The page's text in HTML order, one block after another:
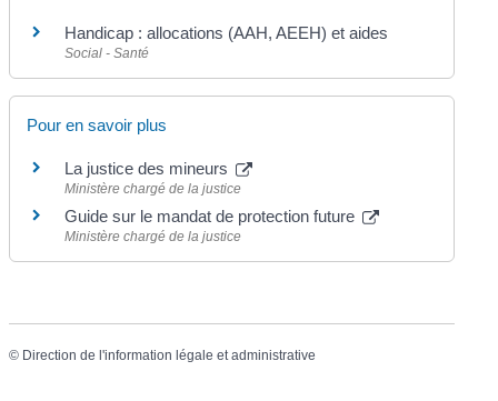
Handicap : allocations (AAH, AEEH) et aides
Social - Santé
Pour en savoir plus
La justice des mineurs
Ministère chargé de la justice
Guide sur le mandat de protection future
Ministère chargé de la justice
© Direction de l'information légale et administrative